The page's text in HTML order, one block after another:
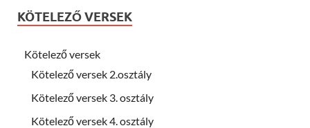
KÖTELEZŐ VERSEK
Kötelező versek
Kötelező versek 2.osztály
Kötelező versek 3. osztály
Kötelező versek 4. osztály